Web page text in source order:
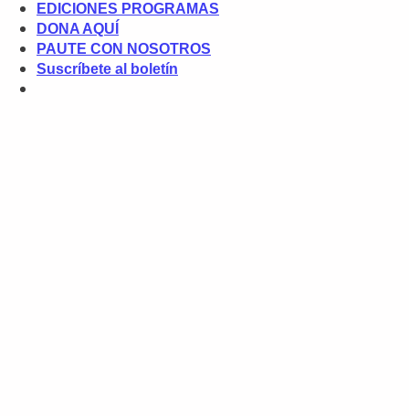
EDICIONES PROGRAMAS
DONA AQUÍ
PAUTE CON NOSOTROS
Suscríbete al boletín